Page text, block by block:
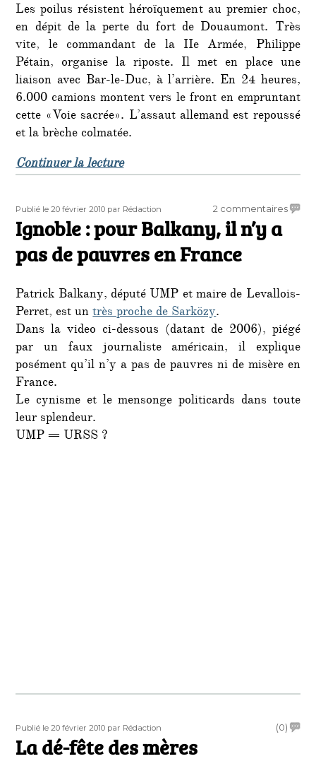
Les poilus résistent héroïquement au premier choc,
en dépit de la perte du fort de Douaumont. Très
vite, le commandant de la IIe Armée, Philippe
Pétain, organise la riposte. Il met en place une
liaison avec Bar-le-Duc, à l’arrière. En 24 heures,
6.000 camions montent vers le front en empruntant
cette «Voie sacrée». L’assaut allemand est repoussé
et la brèche colmatée.
Continuer la lecturede « Verdun… Qui s’en souvient ? »
Publié
le
Publié le 20 février 2010 Auteur
par Rédaction 2 commentairessur
n’y
pas
en
Ignoble : pour Balkany, il n’y a
pas de pauvres en France
Patrick Balkany, député UMP et maire de Levallois-
Perret, est untrès proche de Sarközy.
Dans la video ci-dessous (datant de 2006), piégé
par un faux journaliste américain, il explique
posément qu’il n’y a pas de pauvres ni de misère en
France.
Le cynisme et le mensonge politicards dans toute
leur splendeur.
UMP = URSS ?
Publié
le
Publié le 20 février 2010 Auteur
par Rédaction (0)on
La dé-fête des mères